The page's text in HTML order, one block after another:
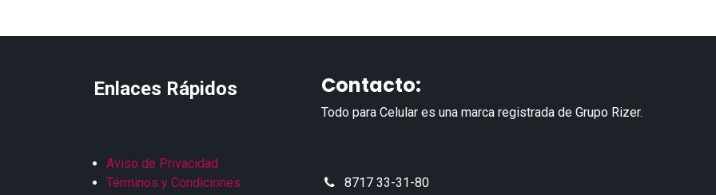
Enlaces Rápidos Contacto:
Todo para Celular es una marca registrada de Grupo Rizer.
Aviso de Privacidad
Términos y Condiciones
8717 33-31-80